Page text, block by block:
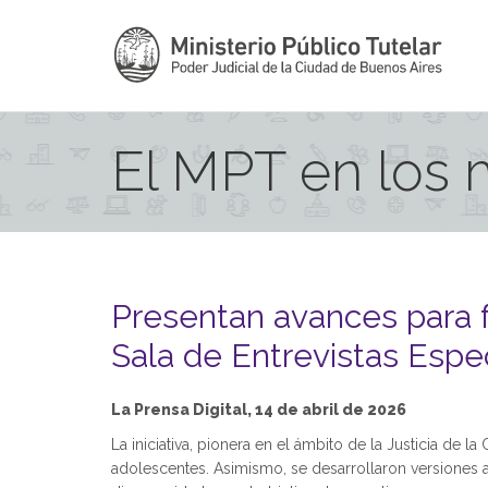
El MPT en los
Presentan avances
Sala de Entrevistas
La Prensa Digital, 14 de abril de 2026
La iniciativa, pionera en el ámbito de la Justicia de
adolescentes. Asimismo, se desarrollaron